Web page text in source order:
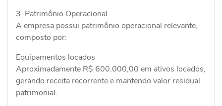
3. Patrimônio Operacional
A empresa possui patrimônio operacional relevante,
composto por:
Equipamentos locados
Aproximadamente R$ 600.000,00 em ativos locados,
gerando receita recorrente e mantendo valor residual
patrimonial.